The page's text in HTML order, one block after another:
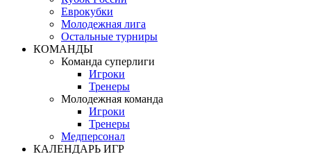
Еврокубки
Молодежная лига
Остальные турниры
КОМАНДЫ
Команда суперлиги
Игроки
Тренеры
Молодежная команда
Игроки
Тренеры
Медперсонал
КАЛЕНДАРЬ ИГР